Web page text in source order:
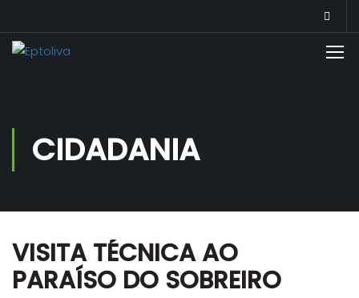
CIDADANIA
VISITA TÉCNICA AO
PARAÍSO DO SOBREIRO